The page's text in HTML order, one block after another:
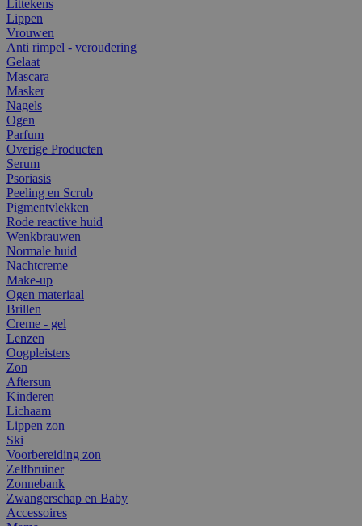
Littekens
Lippen
Vrouwen
Anti rimpel - veroudering
Gelaat
Mascara
Masker
Nagels
Ogen
Parfum
Overige Producten
Serum
Psoriasis
Peeling en Scrub
Pigmentvlekken
Rode reactive huid
Wenkbrauwen
Normale huid
Nachtcreme
Make-up
Ogen materiaal
Brillen
Creme - gel
Lenzen
Oogpleisters
Zon
Aftersun
Kinderen
Lichaam
Lippen zon
Ski
Voorbereiding zon
Zelfbruiner
Zonnebank
Zwangerschap en Baby
Accessoires